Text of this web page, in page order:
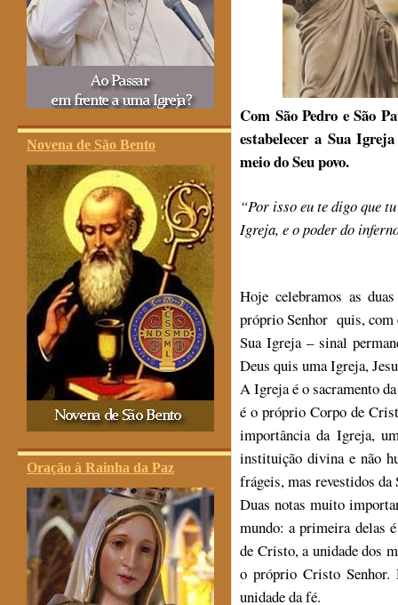
Novena de São Bento
Oração à Rainha da Paz
Com São Pedro e São
estabelecer a Sua
meio do Seu povo.
“Por isso eu te digo que
Igreja, e o poder do
Hoje celebramos as
próprio Senhor quis, com
Sua Igreja – sinal
Deus quis uma Igreja,
A Igreja é o sacramento
é o próprio Corpo de
importância da Igreja,
instituição divina e não
frágeis, mas revestidos da
Duas notas muito
mundo: a primeira delas
de Cristo, a unidade dos
o próprio Cristo Senhor.
unidade da fé.